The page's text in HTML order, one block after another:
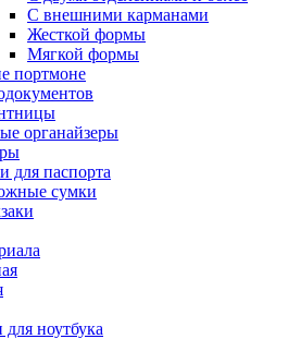
С внешними карманами
Жесткой формы
Мягкой формы
портмоне
органайзеры
для паспорта
сумки
ноутбука